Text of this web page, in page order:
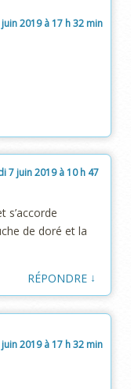
2019 à 17 h 32 min
7 juin 2019 à 10 h 47
s’accorde
de doré et la
RÉPONDRE ↓
2019 à 17 h 32 min